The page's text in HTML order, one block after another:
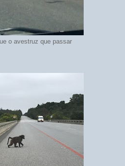
o avestruz que passar